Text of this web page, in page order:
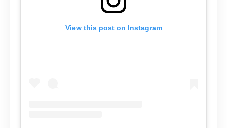
View this post on Instagram